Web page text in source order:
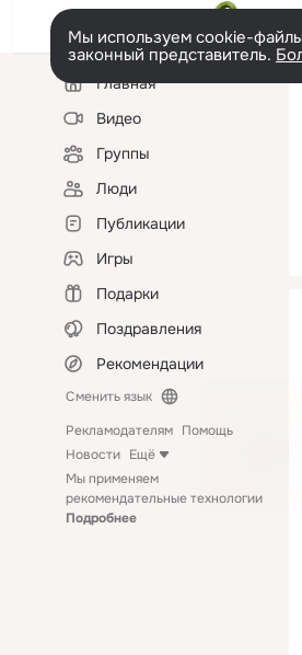
Мы используем cookie-
законный представитель.
Левая
колонкаГлавная
Видео
Группы
Люди
Публикации
Игры
Подарки
Поздравления
Рекомендации
Сменить язык
Рекламодателям Помощь
Новости Ещё
Мы применяем
рекомендательные технологии
Подробнее